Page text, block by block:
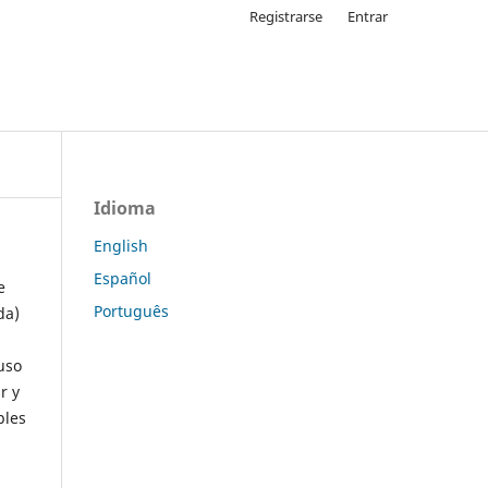
Registrarse Entrar
y
Idioma
English
Español
Português